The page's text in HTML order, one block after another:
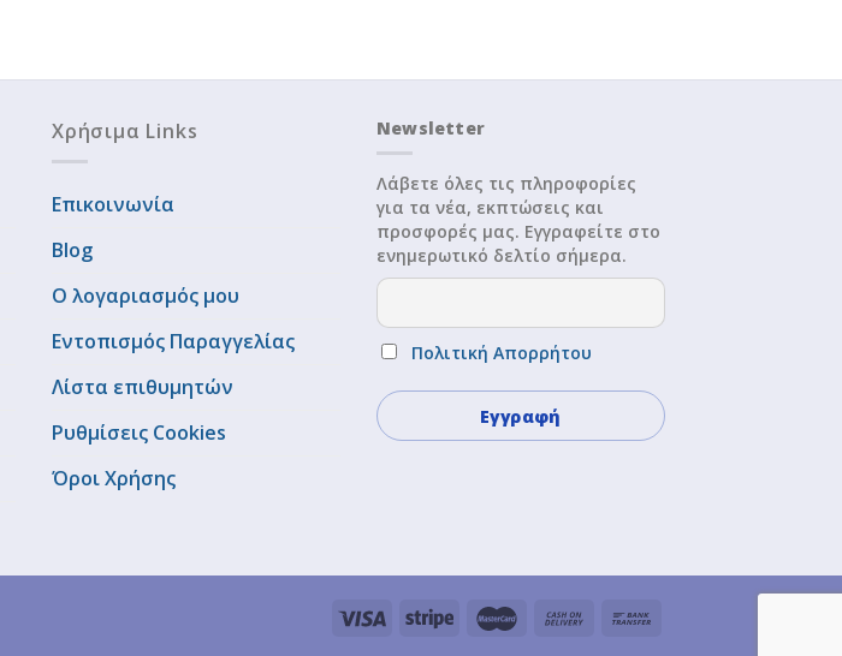
Χρήσιμα Links
Επικοινωνία
Blog
Ο λογαριασμός μου
Εντοπισμός Παραγγελίας
Λίστα επιθυμητών
Ρυθμίσεις Cookies
Όροι Χρήσης
Newsletter
Λάβετε όλες τις πληροφορίες
για τα νέα, εκπτώσεις και
προσφορές μας. Εγγραφείτε στο
ενημερωτικό δελτίο σήμερα.
Πολιτική Απορρήτου